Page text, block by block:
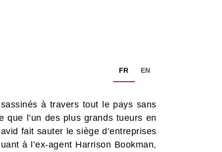
FR EN
à travers tout le pays sans
que l’un des plus grands tueurs en
fait sauter le siège d’entreprises
à l’ex-agent Harrison Bookman,